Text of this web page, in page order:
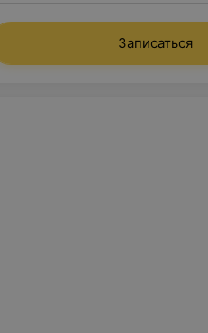
Записаться